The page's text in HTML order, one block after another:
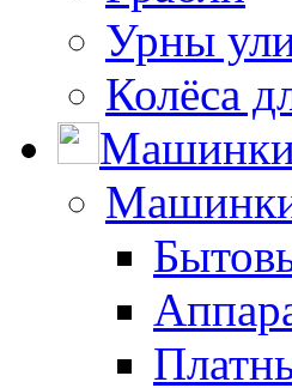
Урны
Колёса
Машинки